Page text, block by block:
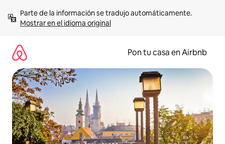
contenidoMostrar en el idioma original
Pon tu casa en Airbnb